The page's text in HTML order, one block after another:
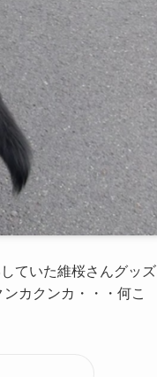
ていた維桜さんグッズ
カクンカ・・・何こ